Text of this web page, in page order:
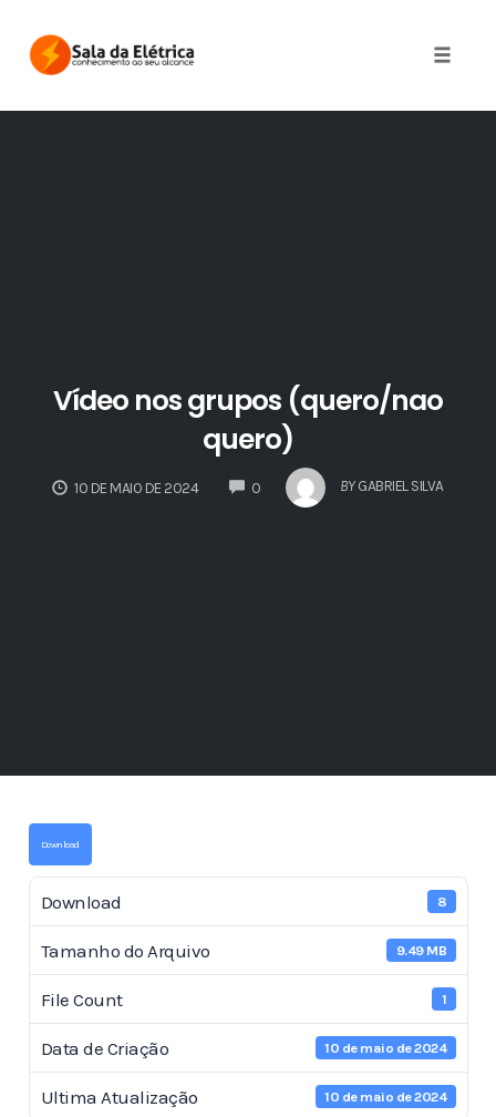
content
Vídeo nos grupos (quero/nao
quero)
10 DE MAIO DE 2024 0COMMENTS BY GABRIEL SILVA
Download
Download 8
Tamanho do Arquivo 9.49 MB
File Count 1
Data de Criação 10 de maio de 2024
Ultima Atualização 10 de maio de 2024